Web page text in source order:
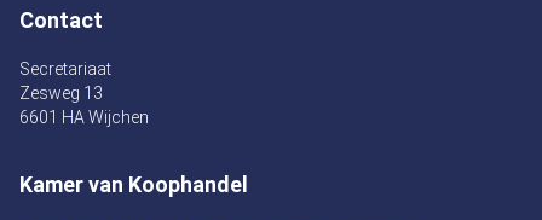
Contact
Secretariaat
Zesweg 13
6601 HA Wijchen
Kamer van Koophandel